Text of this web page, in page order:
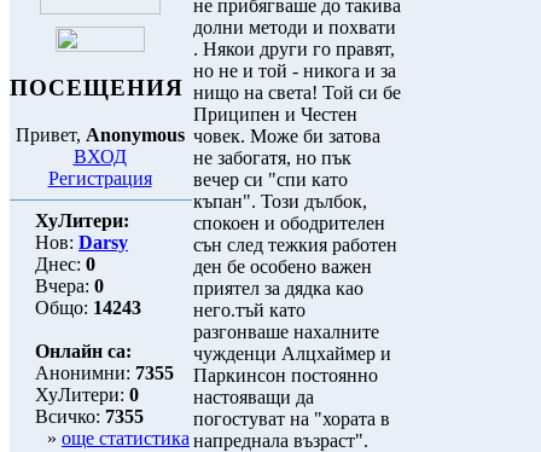
ПОСЕЩЕНИЯ
Привет, Anonymous
ВХОД
Регистрация
ХуЛитери:
Нов: Darsy
Днес: 0
Вчера: 0
Общо: 14243
Онлайн са:
Анонимни: 7355
ХуЛитери: 0
Всичко: 7355
» още статистика
не прибягваше до такива
долни методи и похвати
. Някои други го правят,
но не и той - никога и за
нищо на света! Той си бе
Приципен и Честен
човек. Може би затова
не забогатя, но пък
вечер си "спи като
къпан". Този дълбок,
спокоен и ободрителен
сън след тежкия работен
ден бе особено важен
приятел за дядка као
него.тъй като
разгонваше нахалните
чужденци Алцхаймер и
Паркинсон постоянно
настояващи да
погостуват на "хората в
напреднала възраст".